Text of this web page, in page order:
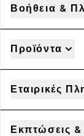
Βοήθεια &
Προϊόντα
Εταιρικές
Εκπτώσεις &